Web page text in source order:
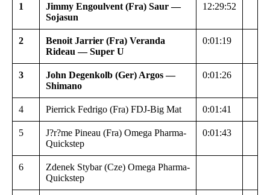
1
Jimmy Engoulvent (Fra) Saur —
Sojasun
12:29:52
2
Benoit Jarrier (Fra) Veranda
Rideau — Super U
0:01:19
3
John Degenkolb (Ger) Argos —
Shimano
0:01:26
4 Pierrick Fedrigo (Fra) FDJ-Big Mat 0:01:41
5
J?r?me Pineau (Fra) Omega Pharma-
Quickstep
0:01:43
6
Zdenek Stybar (Cze) Omega Pharma-
Quickstep